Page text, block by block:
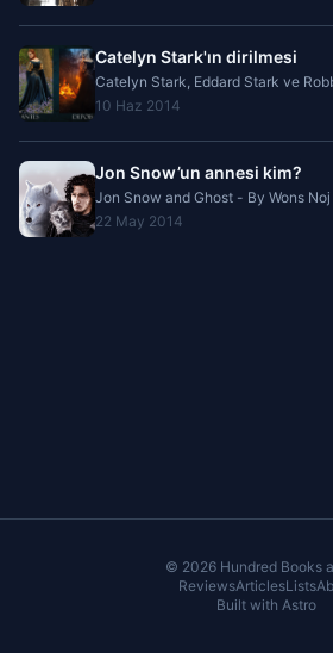
Catelyn Stark'ın dirilmesi
Catelyn Stark, Eddard Stark ve
10 Haz 2014
Jon Snow’un annesi kim?
Jon Snow and Ghost - By Wons
Jon Snow, George R.R. Martin ’in “
veya Türkçe ismi ile “Buz ve Ateşin
22 May 2014
© 2026 Hundred Books
ReviewsArticlesLists
Built with Astro